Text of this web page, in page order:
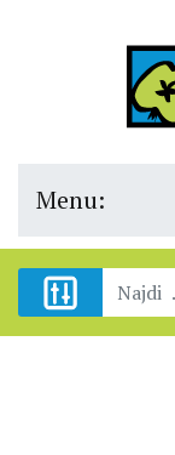
Menu: